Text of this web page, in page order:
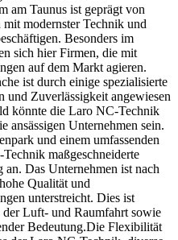
am Taunus ist geprägt von
modernster Technik und
Besonders im
sich hier Firmen, die mit
auf dem Markt agieren.
ist durch einige spezialisierte
und Zuverlässigkeit angewiesen
könnte die Laro NC-Technik
ansässigen Unternehmen sein.
und einem umfassenden
maßgeschneiderte
Das Unternehmen ist nach
Qualität und
unterstreicht. Dies ist
der Luft- und Raumfahrt sowie
Bedeutung.Die Flexibilität